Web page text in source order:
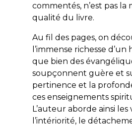
commentés, n’est pas la
qualité du livre.
Au fil des pages, on
l’immense richesse d’un
que bien des
soupçonnent guère et
pertinence et la
ces enseignements
L’auteur aborde ainsi les
l’intériorité, le